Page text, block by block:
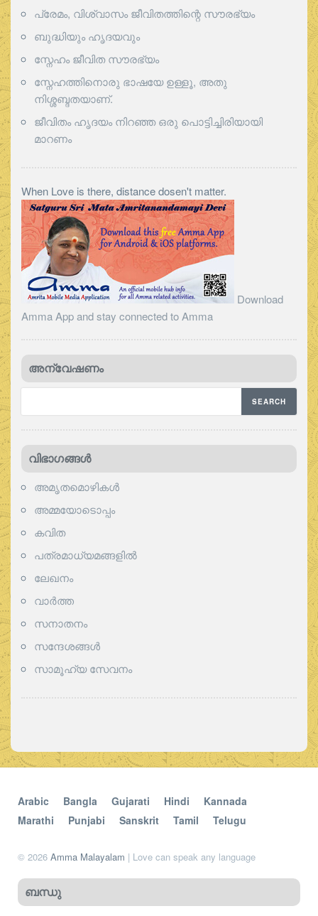
പ്രേമം, വിശ്വാസം ജീവിതത്തിന്റെ സൗരഭ്യം
ബുദ്ധിയും ഹൃദയവും
സ്നേഹം ജീവിത സൗരഭ്യം
സ്നേഹത്തിനൊരു ഭാഷയേ ഉള്ളൂ, അതു
നിശ്ശബ്ദതയാണ്.
ജീവിതം ഹൃദയം നിറഞ്ഞ ഒരു പൊട്ടിച്ചിരിയായി
മാറണം
When Love is there, distance dosen't matter.
Download
Amma App and stay connected to Amma
അന്വേഷണം
വിഭാഗങ്ങള്‍
അമൃതമൊഴികള്‍
അമ്മയോടൊപ്പം
കവിത
പത്രമാധ്യമങ്ങളില്‍
ലേഖനം
വാര്‍ത്ത
സനാതനം
സന്ദേശങ്ങൾ
സാമൂഹ്യ സേവനം
Arabic Bangla Gujarati Hindi
Kannada
Marathi
Punjabi Sanskrit Tamil Telugu
© 2026 Amma Malayalam | Love can speak any language
ബന്ധു